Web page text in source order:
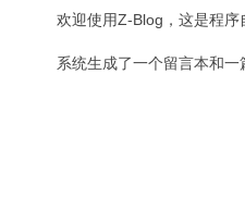
欢迎使用Z-Blog，这是程
系统生成了一个留言本和